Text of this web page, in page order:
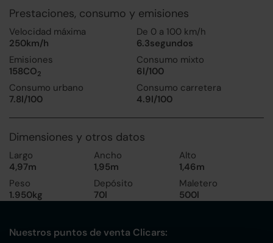
Prestaciones, consumo y emisiones
Velocidad máxima
250km/h
De 0 a 100 km/h
6.3segundos
Emisiones
158CO2
Consumo mixto
6l/100
Consumo urbano
7.8l/100
Consumo carretera
4.9l/100
Dimensiones y otros datos
Largo
4,97m
Ancho
1,95m
Alto
1,46m
Peso
1.950kg
Depósito
70l
Maletero
500l
Nuestros puntos de venta Clicars: